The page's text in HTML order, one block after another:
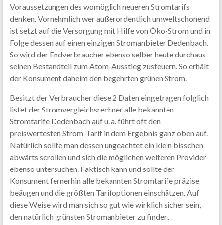
Voraussetzungen des womöglich neueren Stromtarifs
denken. Vornehmlich wer außerordentlich umweltschonend
ist setzt auf die Versorgung mit Hilfe von Öko-Strom und in
Folge dessen auf einen einzigen Stromanbieter Dedenbach.
So wird der Endverbraucher ebenso selber heute durchaus
seinen Bestandteil zum Atom-Ausstieg zusteuern. So erhält
der Konsument daheim den begehrten grünen Strom.
Besitzt der Verbraucher diese 2 Daten eingetragen folglich
listet der Stromvergleichsrechner alle bekannten
Stromtarife Dedenbach auf u. a. führt oft den
preiswertesten Strom-Tarif in dem Ergebnis ganz oben auf.
Natürlich sollte man dessen ungeachtet ein klein bisschen
abwärts scrollen und sich die möglichen weiteren Provider
ebenso untersuchen. Faktisch kann und sollte der
Konsument fernerhin alle bekannten Stromtarife präzise
beäugen und die größten Tarifoptionen einschätzen. Auf
diese Weise wird man sich so gut wie wirklich sicher sein,
den natürlich grünsten Stromanbieter zu finden.